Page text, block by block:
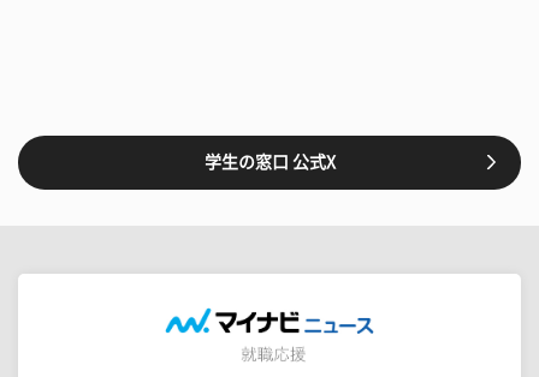
学生の窓口 公式X